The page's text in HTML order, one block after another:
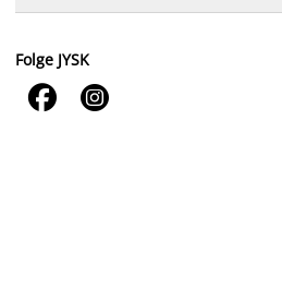
Folge JYSK
 